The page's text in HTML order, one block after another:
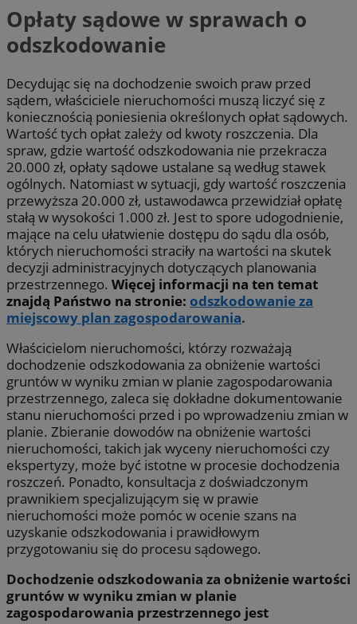
Opłaty sądowe w sprawach o
odszkodowanie
Decydując się na dochodzenie swoich praw przed
sądem, właściciele nieruchomości muszą liczyć się z
koniecznością poniesienia określonych opłat sądowych.
Wartość tych opłat zależy od kwoty roszczenia. Dla
spraw, gdzie wartość odszkodowania nie przekracza
20.000 zł, opłaty sądowe ustalane są według stawek
ogólnych. Natomiast w sytuacji, gdy wartość roszczenia
przewyższa 20.000 zł, ustawodawca przewidział opłatę
stałą w wysokości 1.000 zł. Jest to spore udogodnienie,
mające na celu ułatwienie dostępu do sądu dla osób,
których nieruchomości straciły na wartości na skutek
decyzji administracyjnych dotyczących planowania
przestrzennego. Więcej informacji na ten temat
znajdą Państwo na stronie: odszkodowanie za
miejscowy plan zagospodarowania.
Właścicielom nieruchomości, którzy rozważają
dochodzenie odszkodowania za obniżenie wartości
gruntów w wyniku zmian w planie zagospodarowania
przestrzennego, zaleca się dokładne dokumentowanie
stanu nieruchomości przed i po wprowadzeniu zmian w
planie. Zbieranie dowodów na obniżenie wartości
nieruchomości, takich jak wyceny nieruchomości czy
ekspertyzy, może być istotne w procesie dochodzenia
roszczeń. Ponadto, konsultacja z doświadczonym
prawnikiem specjalizującym się w prawie
nieruchomości może pomóc w ocenie szans na
uzyskanie odszkodowania i prawidłowym
przygotowaniu się do procesu sądowego.
Dochodzenie odszkodowania za obniżenie wartości
gruntów w wyniku zmian w planie
zagospodarowania przestrzennego jest